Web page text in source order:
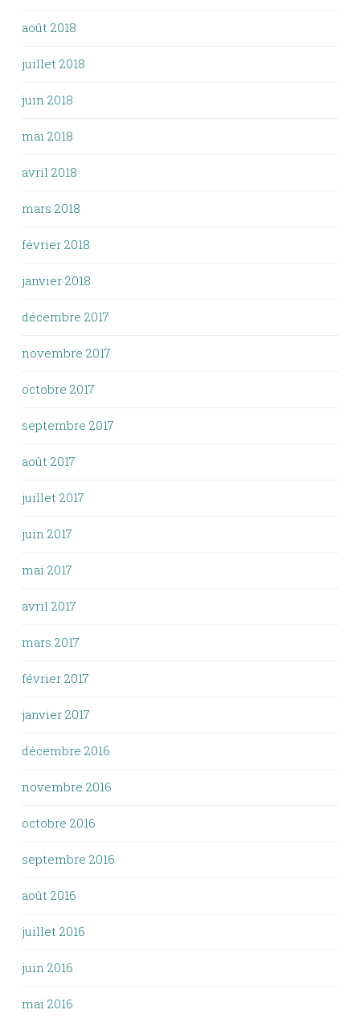
août 2018
juillet 2018
juin 2018
mai 2018
avril 2018
mars 2018
février 2018
janvier 2018
décembre 2017
novembre 2017
octobre 2017
septembre 2017
août 2017
juillet 2017
juin 2017
mai 2017
avril 2017
mars 2017
février 2017
janvier 2017
décembre 2016
novembre 2016
octobre 2016
septembre 2016
août 2016
juillet 2016
juin 2016
mai 2016